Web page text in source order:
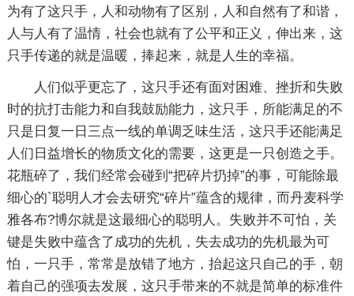
为有了这只手，人和动物有了区别，人和自然有了和谐，
人与人有了温情，社会也就有了公平和正义，伸出来，这
只手传递的就是温暖，捧起来，就是人生的幸福。
人们似乎更忘了，这只手还有面对困难、挫折和失败
时的抗打击能力和自我鼓励能力，这只手，所能满足的不
只是日复一日三点一线的单调乏味生活，这只手还能满足
人们日益增长的物质文化的需要，这更是一只创造之手。
花瓶碎了，我们经常会碰到“把碎片扔掉”的事，可能除最
细心的`聪明人才会去研究“碎片”蕴含的规律，而丹麦科学
雅各布?博尔就是这最细心的聪明人。失败并不可怕，关
键是失败中蕴含了成功的先机，失去成功的先机最为可
怕，一只手，常常是放错了地方，抬起这只自己的手，朝
着自己的强项去发展，这只手带来的不就是简单的标准件